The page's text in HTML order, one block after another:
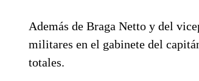
Además de Braga Netto y del
militares en el gabinete del
totales.